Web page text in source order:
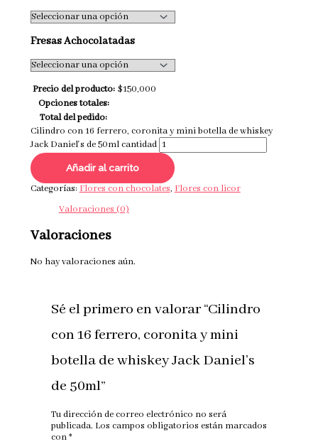
Fresas Achocolatadas
Precio del producto: $150,000
Opciones totales:
Total del pedido:
Cilindro con 16 ferrero, coronita y mini botella de whiskey
Jack Daniel's de 50ml cantidad
Añadir al carrito
Categorías: Flores con chocolates, Flores con licor
Valoraciones (0)
Valoraciones
No hay valoraciones aún.
Sé el primero en valorar “Cilindro
con 16 ferrero, coronita y mini
botella de whiskey Jack Daniel’s
de 50ml”
Tu dirección de correo electrónico no será
publicada. Los campos obligatorios están marcados
con*